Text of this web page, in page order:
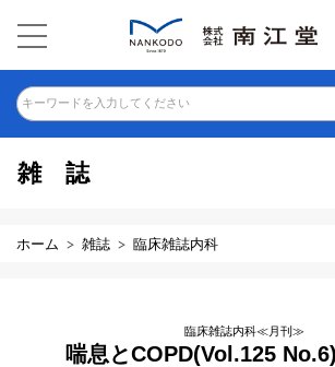
キーワードを入力してください
雑誌
ホーム 雑誌 臨床雑誌内科
臨床雑誌内科≪月刊≫
喘息とCOPD(Vol.125 No.6)